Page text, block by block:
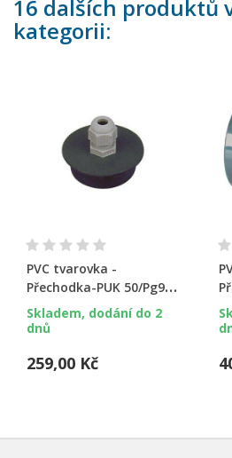
16 dalších produktů
kategorii:
PVC tvarovka -
Přechodka-PUK 50/Pg9 s
vývodkou
Skladem, dodání do 2
dnů
259,00 Kč